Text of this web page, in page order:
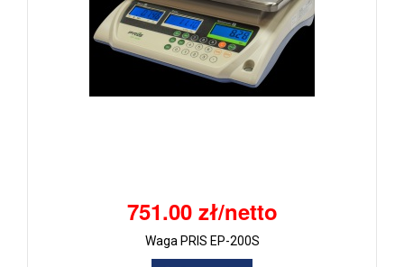
751.00 zł/netto
Waga PRIS EP-200S